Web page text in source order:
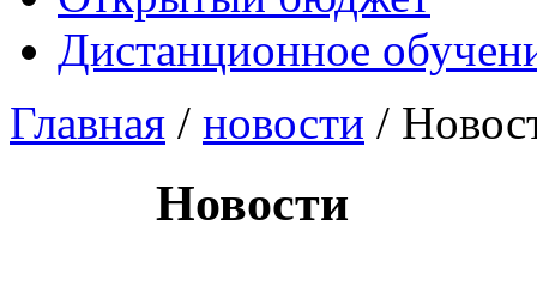
Дистанционное
Главная / новости /
Новости